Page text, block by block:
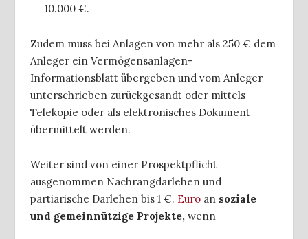
10.000 €.
Zudem muss bei Anlagen von mehr als 250 € dem
Anleger ein Vermögensanlagen-
Informationsblatt übergeben und vom Anleger
unterschrieben zurückgesandt oder mittels
Telekopie oder als elektronisches Dokument
übermittelt werden.
Weiter sind von einer Prospektpflicht
ausgenommen Nachrangdarlehen und
partiarische Darlehen bis 1 €. Euro an soziale
und gemeinnützige Projekte, wenn